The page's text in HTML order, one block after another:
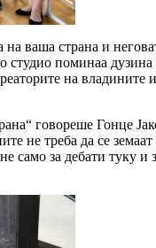
ваша страна и
поминаа
на
говореше Гонце
не треба да се
само за дебати туку